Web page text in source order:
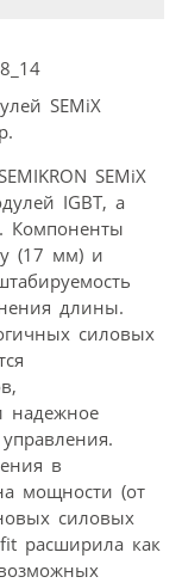
SEMiX
SEMiX
IGBT, а
Компоненты
(17 мм) и
длины.
силовых
надежное
в
мощности (от
силовых
расширила как